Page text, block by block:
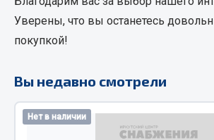
Пробки
Пружины
Хомуты
Уверены, что вы останетесь
покупкой!
Вы недавно смотрели
Нет в наличии